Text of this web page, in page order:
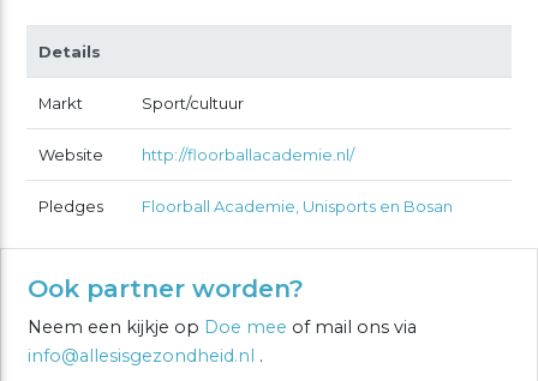
Details
Markt Sport/cultuur
Website http://floorballacademie.nl/
Pledges Floorball Academie, Unisports en Bosan
Ook partner worden?
Neem een kijkje op Doe mee of mail ons via
info@allesisgezondheid.nl .